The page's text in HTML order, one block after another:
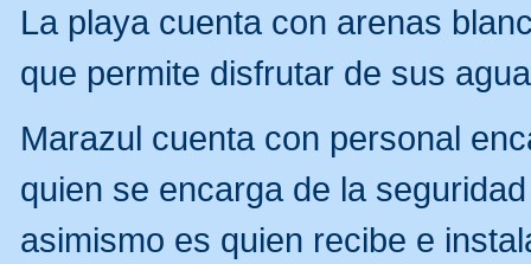
La playa cuenta con arenas
que permite disfrutar de sus
Marazul cuenta con personal
quien se encarga de la
asimismo es quien recibe e